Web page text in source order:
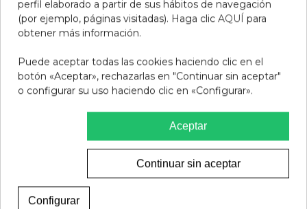
DUREX PLAY
13,95 €
Añadir al carrito
LATEX 12 U
13,95 €
Ver más
perfil elaborado a partir de sus hábitos de navegación
(por ejemplo, páginas visitadas). Haga clic AQUÍ para
obtener más información.
Puede aceptar todas las cookies haciendo clic en el
botón «Aceptar», rechazarlas en "Continuar sin aceptar"
o configurar su uso haciendo clic en «Configurar».
Aceptar
Continuar sin aceptar
Configurar